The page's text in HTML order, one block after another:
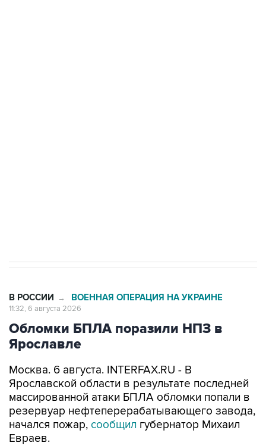
В РОССИИ → ВОЕННАЯ ОПЕРАЦИЯ НА УКРАИНЕ
11:32, 6 августа 2026
Обломки БПЛА поразили НПЗ в
Ярославле
Москва. 6 августа. INTERFAX.RU - В
Ярославской области в результате последней
массированной атаки БПЛА обломки попали в
резервуар нефтеперерабатывающего завода,
начался пожар, сообщил губернатор Михаил
Евраев.